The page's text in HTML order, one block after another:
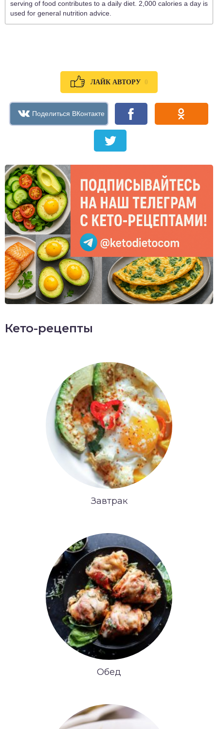
serving of food contributes to a daily diet. 2,000 calories a day is
used for general nutrition advice.
ЛАЙК АВТОРУ 0
Кето-рецепты
Завтрак
Обед